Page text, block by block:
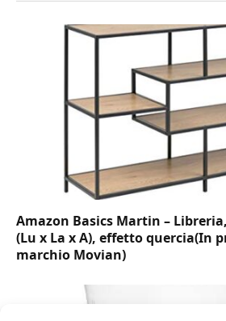
Amazon Basics Martin –
(Lu x La x A), effetto quercia(In
marchio Movian)